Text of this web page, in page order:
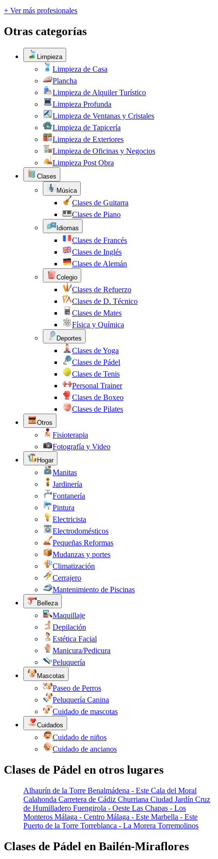
+ Ver más profesionales
Otras categorías
Limpieza
Limpieza de Casa
Plancha
Limpieza de Alquiler Turístico
Limpieza Profunda
Limpieza de Ventanas y Cristales
Limpieza de Tapicería
Limpieza de Exteriores
Limpieza de Oficinas y Negocios
Limpieza Post Obra
Clases
Música
Clases de Guitarra
Clases de Piano
Idiomas
Clases de Francés
Clases de Inglés
Clases de Alemán
Colegio
Clases de Refuerzo
Clases de D. Técnico
Clases de Mates
Física y Química
Deportes
Clases de Yoga
Clases de Pádel
Clases de Tenis
Personal Trainer
Clases de Boxeo
Clases de Pilates
Otros
Fisioterapia
Fotografía y Video
Hogar
Manitas
Jardinería
Fontanería
Pintura
Electricista
Electrodomésticos
Pequeñas Reformas
Mudanzas y portes
Climatización
Cerrajero
Mantenimiento de Piscinas
Belleza
Maquillaje
Depilación
Estética Facial
Manicura/Pedicura
Peluquería
Mascotas
Paseo de Perros
Peluquería Canina
Cuidado de mascotas
Cuidados
Cuidado de niños
Cuidado de ancianos
Clases de Pádel en otros lugares
Alhaurín de la Torre Benalmádena - Este Cala del Moral
Calahonda Carretera de Cádiz Churriana Ciudad Jardín Cruz
de Humilladero Fuengirola - Oeste Las Chapas - Los
Monteros Málaga - Centro Málaga - Este Marbella - Este
Puerto de la Torre Torreblanca - La Morera Torremolinos
Clases de Pádel en Bailén-Miraflores